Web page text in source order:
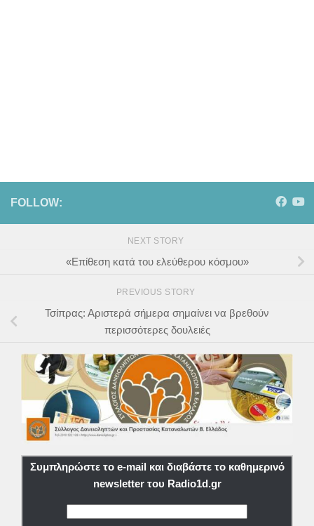
FOLLOW:
NEXT STORY
«Επίθεση κατά του ελεύθερου κόσμου»
PREVIOUS STORY
Τσίπρας: Αριστερά σήμερα σημαίνει να βρεθούν
περισσότερες δουλειές
Συμπληρώστε το e-mail και διαβάστε το καθημερινό
newsletter του Radio1d.gr